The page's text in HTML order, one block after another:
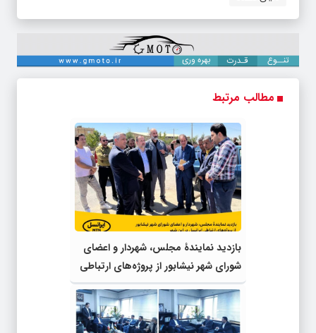
مطالب مرتبط
بازدید نمایندۀ مجلس، شهردار و اعضای
شورای شهر نیشابور از پروژه‌های ارتباطی
ایرانسل در این شهر